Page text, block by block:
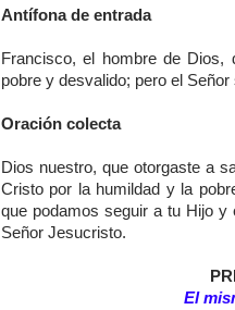
Antífona de entrada
Francisco, el hombre de
pobre y desvalido; pero el
Oración colecta
Dios nuestro, que otorgaste a
Cristo por la humildad y la
que podamos seguir a tu Hijo y
Señor Jesucristo.
El